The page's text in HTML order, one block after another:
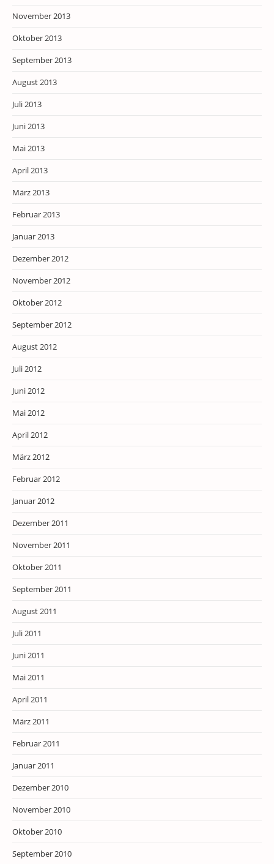
November 2013
Oktober 2013
September 2013
August 2013
Juli 2013
Juni 2013
Mai 2013
April 2013
März 2013
Februar 2013
Januar 2013
Dezember 2012
November 2012
Oktober 2012
September 2012
August 2012
Juli 2012
Juni 2012
Mai 2012
April 2012
März 2012
Februar 2012
Januar 2012
Dezember 2011
November 2011
Oktober 2011
September 2011
August 2011
Juli 2011
Juni 2011
Mai 2011
April 2011
März 2011
Februar 2011
Januar 2011
Dezember 2010
November 2010
Oktober 2010
September 2010